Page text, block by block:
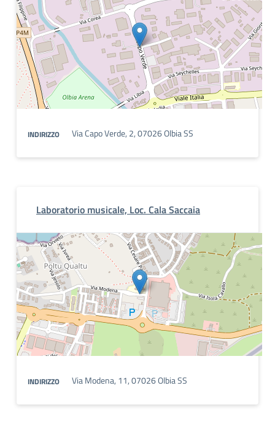
INDIRIZZO Via Capo Verde, 2, 07026 Olbia SS
Laboratorio musicale, Loc. Cala Saccaia
INDIRIZZO Via Modena, 11, 07026 Olbia SS